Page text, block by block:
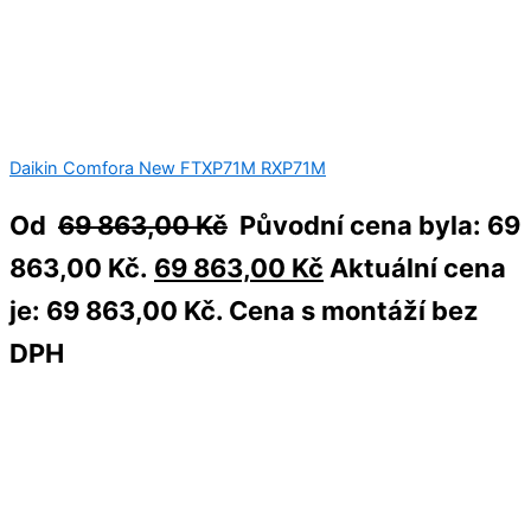
Daikin Comfora New FTXP71M RXP71M
Od 69 863,00Kč Původní cena byla: 69
863,00 Kč. 69 863,00 Kč Aktuální cena
je: 69 863,00 Kč. Cena s montáží bez
DPH